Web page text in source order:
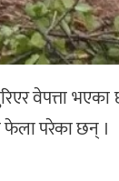
वेपत्ता
फेला परेका छन् ।